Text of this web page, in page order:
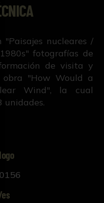
"Paisajes nucleares /
fotografías de
de visita y
"How Would a
Wind", la cual
unidades.